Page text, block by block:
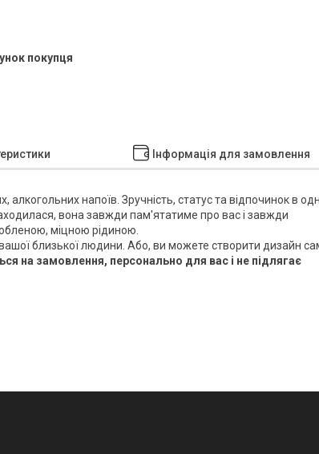
покупця
Інформація для замовлення
напоїв. Зручність, статус та відпочинок в
вона завжди пам'ятатиме про вас і завжди
міцною рідиною.
близької людини. Або, ви можете створити дизайн
на замовлення, персонально для вас і не підлягає